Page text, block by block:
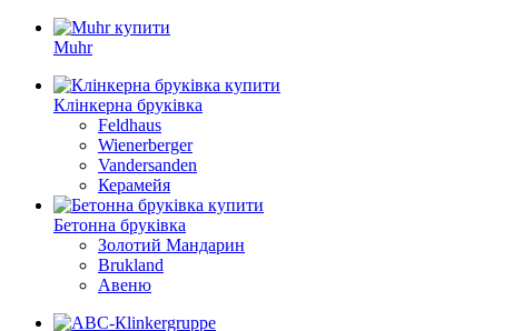
Muhr
Клінкерна бруківка
Feldhaus
Wienerberger
Vandersanden
Керамейя
Бетонна бруківка
Золотий Мандарин
Brukland
Авеню